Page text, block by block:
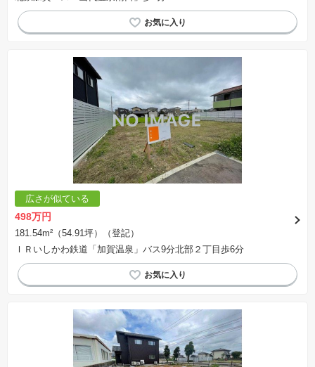
広さが似ている
498万円
181.54m²（54.91坪）（登記）
ＩＲいしかわ鉄道「加賀温泉」バス9分北部２丁目歩6分